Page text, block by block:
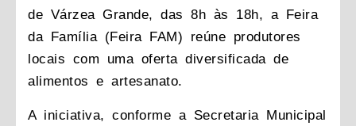
de Várzea Grande, das 8h às 18h, a Feira
da Família (Feira FAM) reúne produtores
locais com uma oferta diversificada de
alimentos e artesanato.
A iniciativa, conforme a Secretaria Municipal